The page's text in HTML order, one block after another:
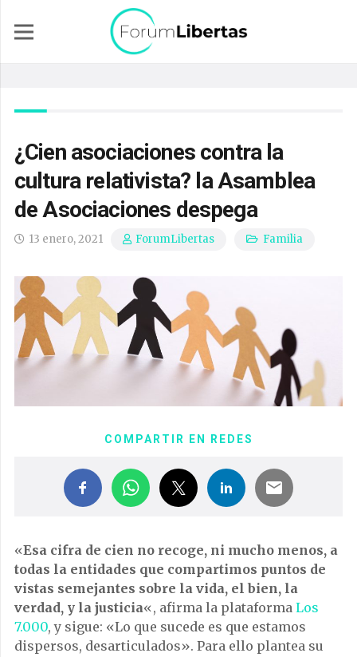
¿Cien asociaciones contra la
cultura relativista? la Asamblea
de Asociaciones despega
13 enero, 2021 ForumLibertas Familia
COMPARTIR EN REDES
«Esa cifra de cien no recoge, ni mucho menos, a
todas la entidades que compartimos puntos de
vistas semejantes sobre la vida, el bien, la
verdad, y la justicia«, afirma la plataforma Los
7.000, y sigue: «Lo que sucede es que estamos
dispersos, desarticulados». Para ello plantea su